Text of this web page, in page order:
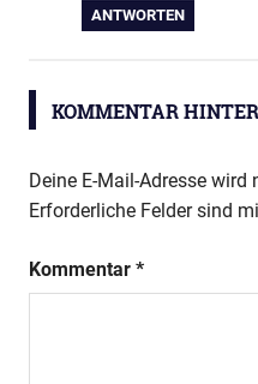
ANTWORTEN
KOMMENTAR
Deine E-Mail-Adresse
Erforderliche Felder sind
Kommentar *